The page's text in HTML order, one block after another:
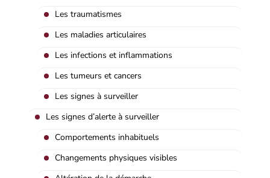
Les traumatismes
Les maladies articulaires
Les infections et inflammations
Les tumeurs et cancers
Les signes à surveiller
Les signes d’alerte à surveiller
Comportements inhabituels
Changements physiques visibles